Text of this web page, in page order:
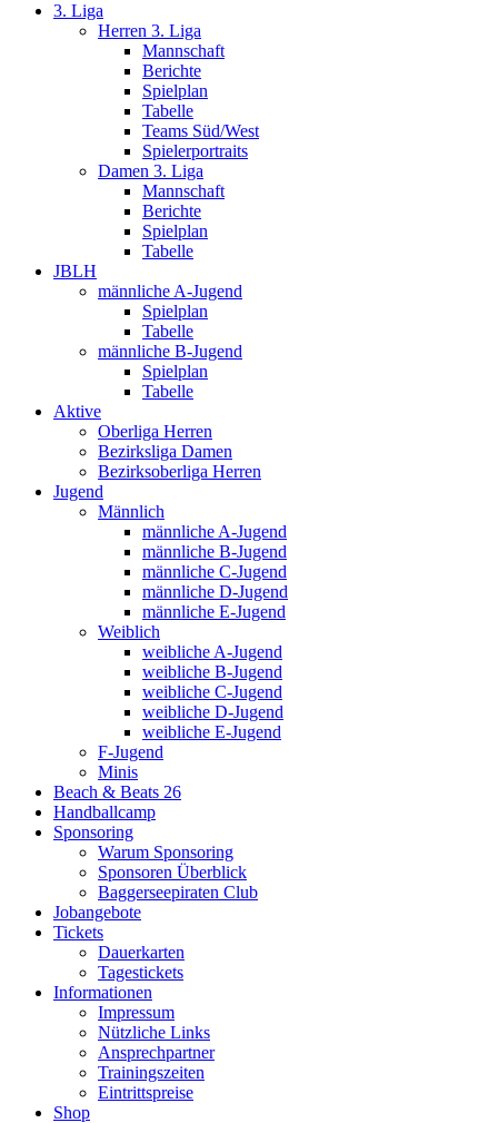
3. Liga
Herren 3. Liga
Mannschaft
Berichte
Spielplan
Tabelle
Teams Süd/West
Spielerportraits
Damen 3. Liga
Mannschaft
Berichte
Spielplan
Tabelle
JBLH
männliche A-Jugend
Spielplan
Tabelle
männliche B-Jugend
Spielplan
Tabelle
Aktive
Oberliga Herren
Bezirksliga Damen
Bezirksoberliga Herren
Jugend
Männlich
männliche A-Jugend
männliche B-Jugend
männliche C-Jugend
männliche D-Jugend
männliche E-Jugend
Weiblich
weibliche A-Jugend
weibliche B-Jugend
weibliche C-Jugend
weibliche D-Jugend
weibliche E-Jugend
F-Jugend
Minis
Beach & Beats 26
Handballcamp
Sponsoring
Warum Sponsoring
Sponsoren Überblick
Baggerseepiraten Club
Jobangebote
Tickets
Dauerkarten
Tagestickets
Informationen
Impressum
Nützliche Links
Ansprechpartner
Trainingszeiten
Eintrittspreise
Shop